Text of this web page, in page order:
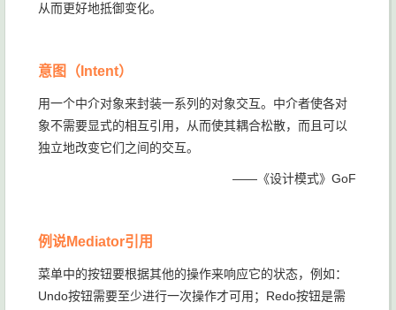
从而更好地抵御变化。
意图（Intent）
用一个中介对象来封装一系列的对象交互。中介者使各对
象不需要显式的相互引用，从而使其耦合松散，而且可以
独立地改变它们之间的交互。
——《设计模式》GoF
例说Mediator引用
菜单中的按钮要根据其他的操作来响应它的状态，例如：
Undo按钮需要至少进行一次操作才可用；Redo按钮是需